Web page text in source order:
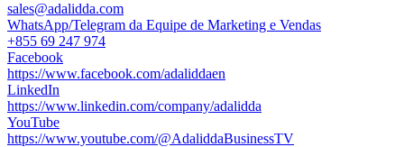
sales@adalidda.com
WhatsApp/Telegram da Equipe de Marketing e Vendas
+855 69 247 974
Facebook
https://www.facebook.com/adaliddaen
LinkedIn
https://www.linkedin.com/company/adalidda
YouTube
https://www.youtube.com/@AdaliddaBusinessTV